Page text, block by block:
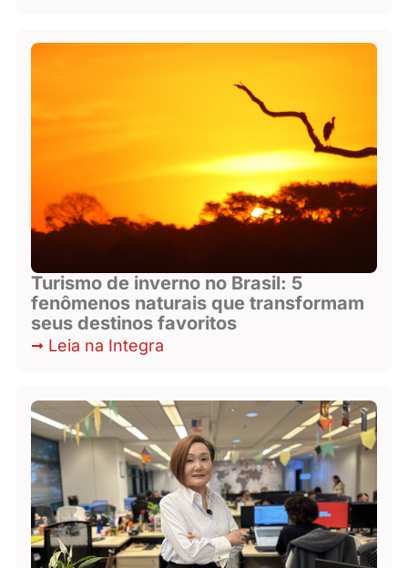
Turismo de inverno no Brasil: 5
fenômenos naturais que transformam
seus destinos favoritos
Leia na Integra